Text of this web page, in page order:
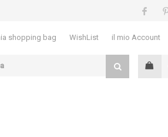
shopping bag WishList il mio Account